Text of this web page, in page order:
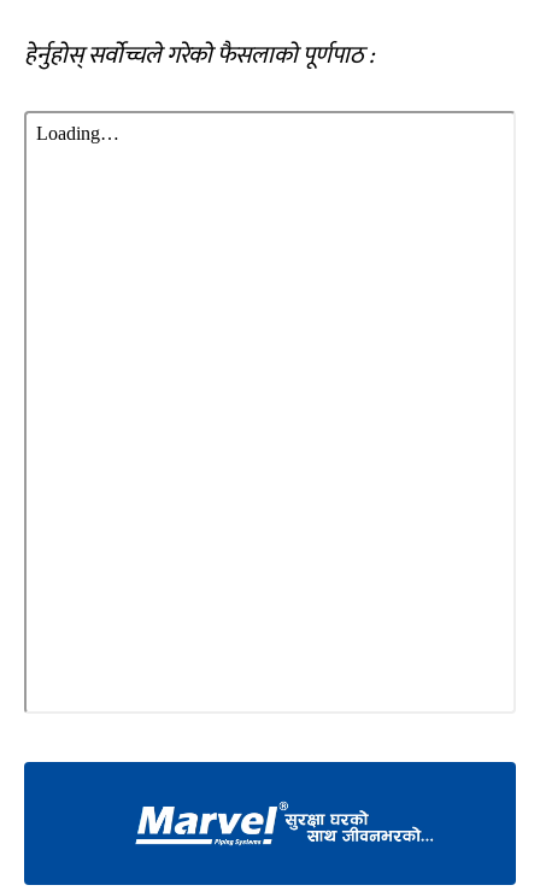
हेर्नुहोस् सर्वोच्चले गरेको फैसलाको पूर्णपाठ :